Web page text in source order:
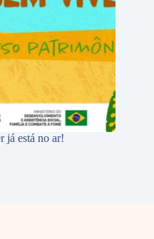
já está no ar!